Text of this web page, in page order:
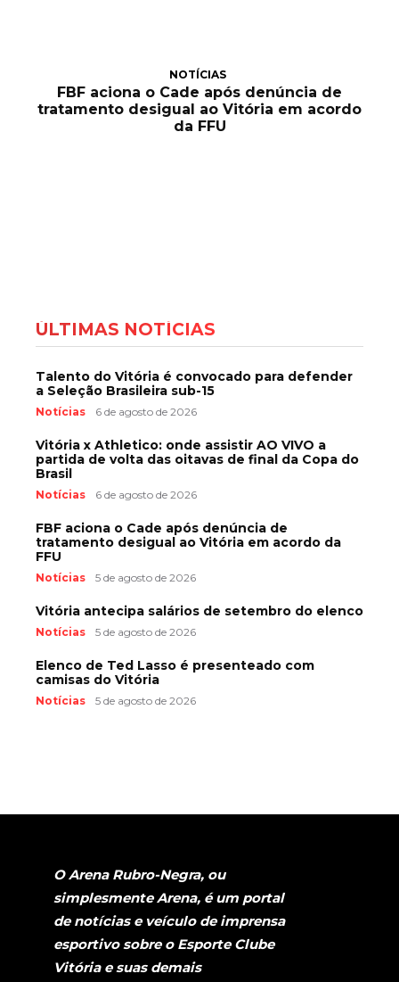
NOTÍCIAS
FBF aciona o Cade após denúncia de
tratamento desigual ao Vitória em acordo
da FFU
ÚLTIMAS NOTÍCIAS
Talento do Vitória é convocado para defender
a Seleção Brasileira sub-15
Notícias 6 de agosto de 2026
Vitória x Athletico: onde assistir AO VIVO a
partida de volta das oitavas de final da Copa do
Brasil
Notícias 6 de agosto de 2026
FBF aciona o Cade após denúncia de
tratamento desigual ao Vitória em acordo da
FFU
Notícias 5 de agosto de 2026
Vitória antecipa salários de setembro do elenco
Notícias 5 de agosto de 2026
Elenco de Ted Lasso é presenteado com
camisas do Vitória
Notícias 5 de agosto de 2026
O Arena Rubro-Negra, ou
simplesmente Arena, é um portal
de notícias e veículo de imprensa
esportivo sobre o Esporte Clube
Vitória e suas demais